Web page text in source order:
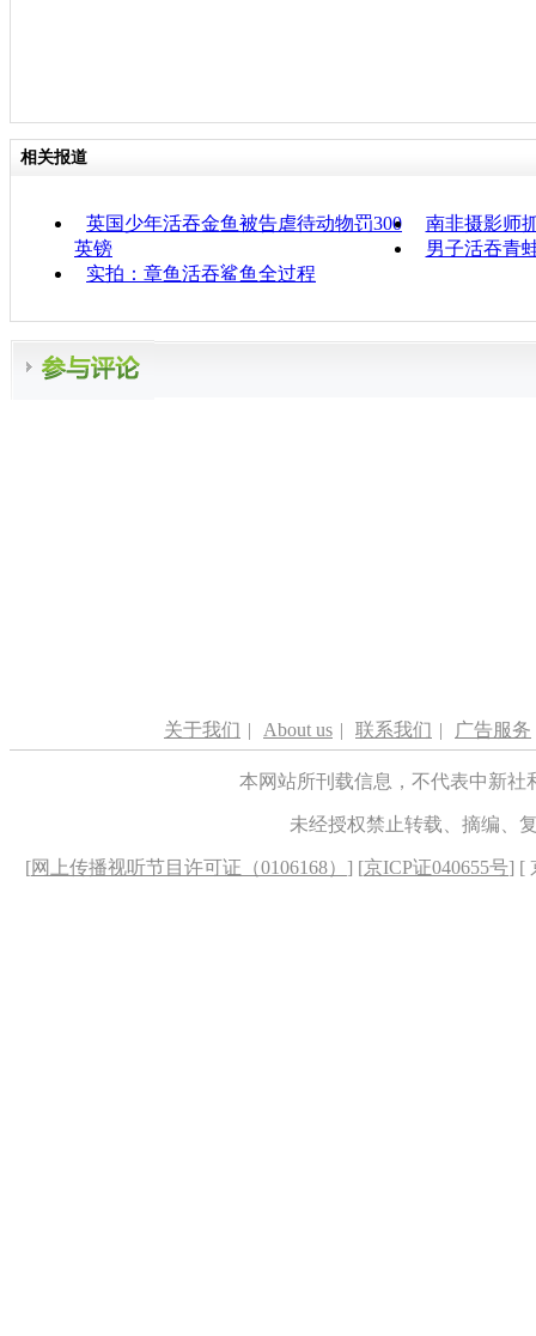
相关报道
英国少年活吞金鱼被告虐待动物罚300
英镑
南非摄影师
男子活吞青
实拍：章鱼活吞鲨鱼全过程
关于我们 | About us | 联系我们 | 广告服务
本网站所刊载信息，不代表中新
未经授权禁止转载、摘编、
[网上传播视听节目许可证（0106168） ] [京ICP证040655号] [